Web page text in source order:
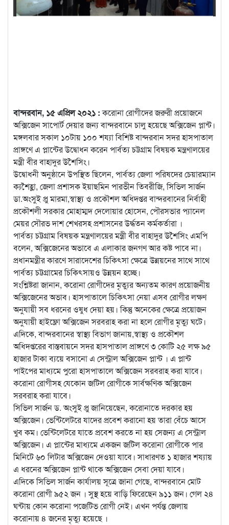
বান্দরবান, ১৫ এপ্রিল ২০২১ :করোনা রোগীদের জরুরী প্রয়োজনে
অক্সিজেন সাপোর্ট দেয়ার জন্য বান্দরবানে চালু হয়েছে অক্সিজেন প্লান্ট।
মঙ্গলবার সকাল ১০টায় ১০০ শয্যা বিশিষ্ট বান্দরবান সদর হাসপাতাল
প্রাঙ্গণে এ প্লান্টের উদ্বোধন করেনপার্বত্য চট্টগ্রাম বিষয়ক মন্ত্রণালয়ের
মন্ত্রী বীর বাহাদুর উশৈসিং।
উদ্বোধনী অনুষ্ঠানে উপস্থিত ছিলেন, পার্বত্য জেলা পরিষদের চেয়ারম্যান
ক্যশৈহ্লা, জেলা প্রশাসক ইয়াছমিন পারভীন তিবরীজি, সিভিল সার্জন
ডা.অংসুই প্রু মারমা,স্বাস্থ্য ও প্রকৌশল অধিদপ্তর বান্দরবানের নির্বাহী
প্রকৌশলী সরকার মোহাম্মদ দেলোয়ার হোসেন, পৌরসভার প্যানেল
মেয়র সৌরভ দাশ শেখরসহ প্রশাসনের উর্দ্ধতন কর্মকর্তারা ।
পার্বত্য চট্টগ্রাম বিষয়ক মন্ত্রণালয়ের মন্ত্রী বীর বাহাদুর উশৈসিং এমপি
বলেন, অক্সিজেনের অভাবে এ এলাকার জনগণ আর কষ্ট পাবে না।
প্রধানমন্ত্রীর কারণে সারাদেশের চিকিৎসা ক্ষেত্রে উন্নয়নের সাথে সাথে
পার্বত্য চট্টগ্রামের চিকিৎসায়ও উন্নয়ন হচ্ছে।
সংশ্লিষ্টরা জানান, করোনা রোগীদের মৃত্যুর অন্যতম কারণ প্রয়োজনীয়
অক্সিজেনের অভাব। হাসপাতালে চিকিৎসা নেয়া এসব রোগীর লক্ষণ
অনুযায়ী সব ধরনের ওষুধ দেয়া হয়। কিন্তু অনেকের ক্ষেত্রে প্রয়োজন
অনুযায়ী হাইফ্লো অক্সিজেন সরবরাহ করা না হলে রোগীর মৃত্যু ঘটে।
এদিকে, বান্দরবানের স্বাস্থ্য বিভাগ জানায়,স্বাস্থ্য ও প্রকৌশল
অধিদপ্তরের বাস্তবায়নে সদর হাসপাতাল প্রাঙ্গণে ৩ কোটি ২৫ লক্ষ ৯৫
হাজার টাকা ব্যয়ে বসানো এ সেন্ট্রাল অক্সিজেন প্লান্ট । এ প্লান্ট
পাইপের মাধ্যমে পুরো হাসপাতালে অক্সিজেন সরবরাহ করা যাবে।
করোনা রোগীসহ যেকোন জটিল রোগীকে সার্বক্ষণিক অক্সিজেন
সরবরাহ করা যাবে।
সিভিল সার্জন ড. অংসুই প্রু জানিয়েছেন, করোনাতে দরকার হয়
অক্সিজেন। ভেন্টিলেটরে যাদের প্রবেশ করানো হয় তারা বেঁচে আসে
খুব কম। ভেন্টিলেটরে যাতে প্রবেশ করতে না হয় সেজন্য এ সেন্ট্রাল
অক্সিজেন। এ প্লান্টের মাধ্যমে একজন জটিল করোনা রোগীকে পার
মিনিটে ৬০ লিটার অক্সিজেন দেওয়া যাবে। সাধারণত ১ হাজার শয্যায়
এ ধরনের অক্সিজেন প্লান্ট থাকে অক্সিজেন সেবা দেয়া যাবে।
এদিকে সিভিল সার্জন কার্যালয় সূত্রে জানা গেছে, বান্দরবানে মোট
করোনা রোগী ৯৫২ জন । সুস্থ হয়ে বাড়ি ফিরেছেন ৯১১ জন। গেল ২৪
ঘন্টায় কোন করোনা পজেটিভ রোগী নেই। এখন পর্যন্ত জেলায়
করোনায় ৪ জনের মৃত্যু হয়েছে ।